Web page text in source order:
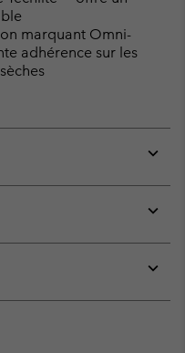
marquant Omni-
adhérence sur les
or
or
or